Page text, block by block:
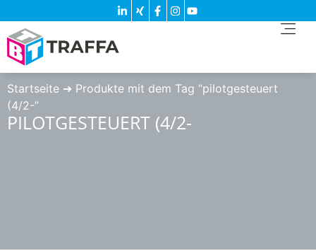
Startseite ➔ Produkte mit dem Tag “pilotgesteuert
(4/2-”
PILOTGESTEUERT (4/2-